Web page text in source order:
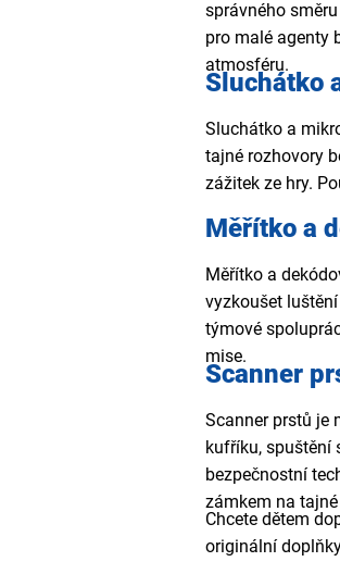
správného
pro malé agenty
atmosféru.
Sluchátko
Sluchátko a
tajné rozhovory
zážitek ze hry.
Měřítko a
Měřítko a
vyzkoušet
týmové
mise.
Scanner
Scanner prstů je
kufříku, spuštění
bezpečnostní
zámkem na tajné
Chcete dětem
originální